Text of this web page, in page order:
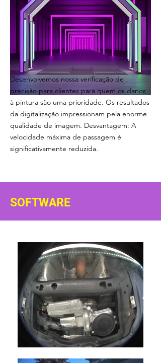
Desenvolvemos nossa verificação de
precisão para clientes para quem os danos
à pintura são uma prioridade. Os resultados
da digitalização impressionam pela enorme
qualidade de imagem. Desvantagem: A
velocidade máxima de passagem é
significativamente reduzida.
SOFTWARE